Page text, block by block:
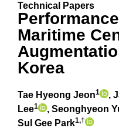
Technical Papers
Maritime
Korea
Tae Hyeong Jeon1 ,
Lee1 , Seonghyeon
Sul Gee Park1,†